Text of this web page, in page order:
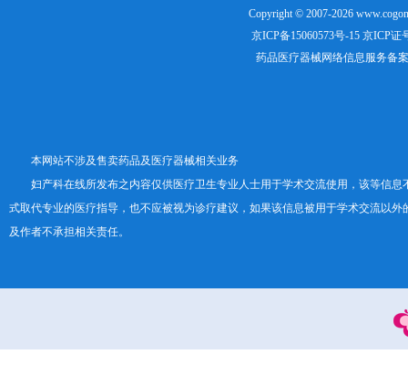
Copyright © 2007-2026
京ICP备15060573号-15京ICP证
药品医疗器械网络信息服务备
本网站不涉及售卖药品及医疗器械相关业务
妇产科在线所发布之内容仅供医疗卫生专业人士用于学术交流使用，该等信息
式取代专业的医疗指导，也不应被视为诊疗建议，如果该信息被用于学术交流以外
及作者不承担相关责任。